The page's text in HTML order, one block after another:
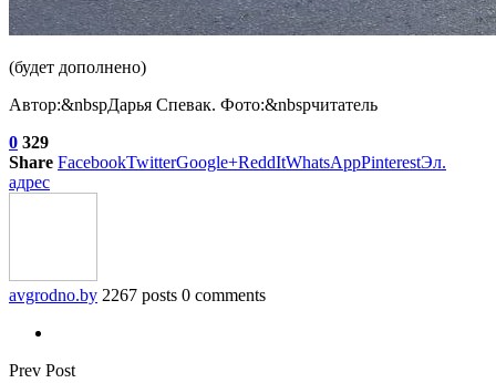
(будет дополнено)
Автор:&nbspДарья Спевак. Фото:&nbspчитатель
0 329
Share FacebookTwitterGoogle+ReddItWhatsAppPinterestЭл.
адрес
avgrodno.by 2267 posts 0 comments
Prev Post